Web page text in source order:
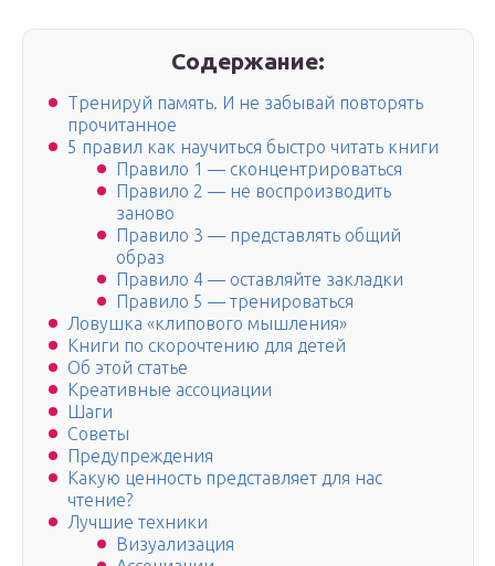
Содержание:
Тренируй память. И не забывай повторять
прочитанное
5 правил как научиться быстро читать книги
Правило 1 — сконцентрироваться
Правило 2 — не воспроизводить
заново
Правило 3 — представлять общий
образ
Правило 4 — оставляйте закладки
Правило 5 — тренироваться
Ловушка «клипового мышления»
Книги по скорочтению для детей
Об этой статье
Креативные ассоциации
Шаги
Советы
Предупреждения
Какую ценность представляет для нас
чтение?
Лучшие техники
Визуализация